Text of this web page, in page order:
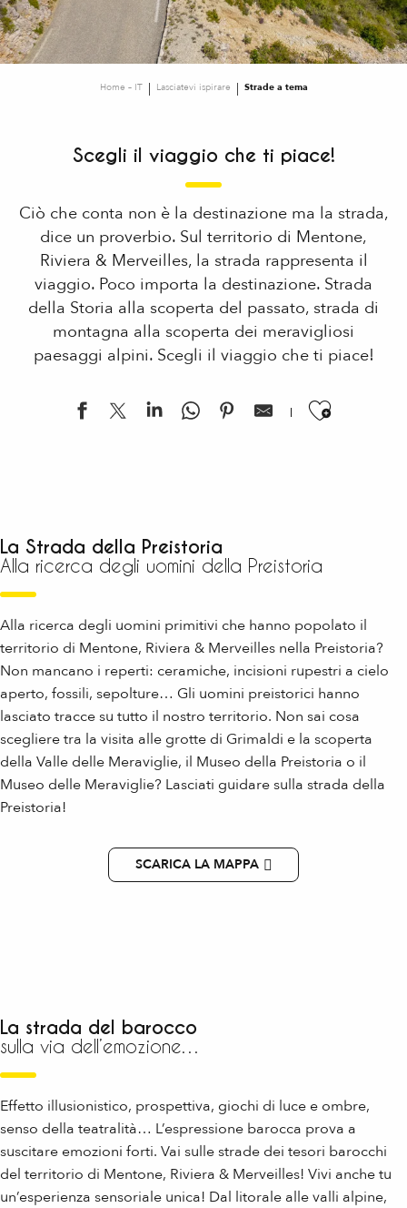
Home – IT Lasciatevi ispirare Strade a tema
Scegli il viaggio che ti piace!
Ciò che conta non è la destinazione ma la strada,
dice un proverbio. Sul territorio di Mentone,
Riviera & Merveilles, la strada rappresenta il
viaggio. Poco importa la destinazione. Strada
della Storia alla scoperta del passato, strada di
montagna alla scoperta dei meravigliosi
paesaggi alpini. Scegli il viaggio che ti piace!
La Strada della Preistoria
Alla ricerca degli uomini della Preistoria
Alla ricerca degli uomini primitivi che hanno popolato il
territorio di Mentone, Riviera & Merveilles nella Preistoria?
Non mancano i reperti: ceramiche, incisioni rupestri a cielo
aperto, fossili, sepolture… Gli uomini preistorici hanno
lasciato tracce su tutto il nostro territorio. Non sai cosa
scegliere tra la visita alle grotte di Grimaldi e la scoperta
della Valle delle Meraviglie, il Museo della Preistoria o il
Museo delle Meraviglie? Lasciati guidare sulla strada della
Preistoria!
SCARICA LA MAPPA
La strada del barocco
sulla via dell’emozione…
Effetto illusionistico, prospettiva, giochi di luce e ombre,
senso della teatralità… L’espressione barocca prova a
suscitare emozioni forti. Vai sulle strade dei tesori barocchi
del territorio di Mentone, Riviera & Merveilles! Vivi anche tu
un’esperienza sensoriale unica! Dal litorale alle valli alpine,